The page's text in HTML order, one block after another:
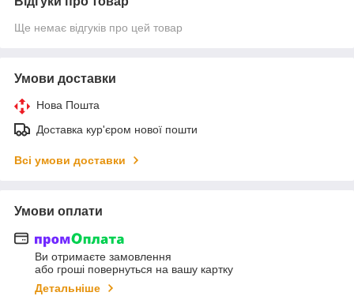
Ще немає відгуків про цей товар
Умови доставки
Нова Пошта
Доставка кур'єром нової пошти
Всі умови доставки
Умови оплати
Ви отримаєте замовлення
або гроші повернуться на вашу картку
Детальніше